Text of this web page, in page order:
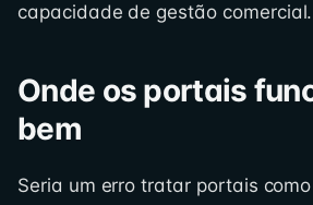
capacidade de gestão comercial.
Onde os portais
bem
Seria um erro tratar portais